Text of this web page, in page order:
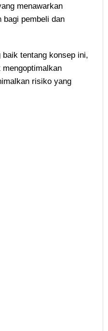
menawarkan
bagi pembeli dan
baik tentang konsep ini,
mengoptimalkan
risiko yang